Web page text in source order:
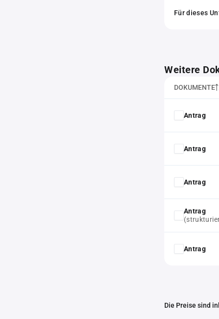
Für dieses
Weitere
DOKUMENTE
Antrag
Antrag
Antrag
Antrag
Antrag
Die Preise sind